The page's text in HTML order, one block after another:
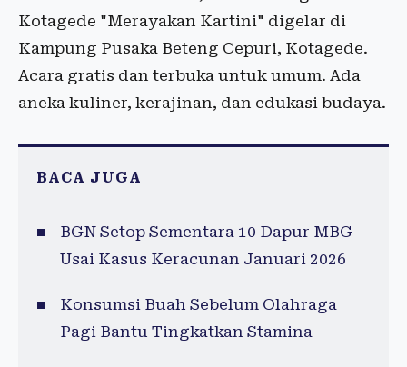
Kotagede "Merayakan Kartini" digelar di
Kampung Pusaka Beteng Cepuri, Kotagede.
Acara gratis dan terbuka untuk umum. Ada
aneka kuliner, kerajinan, dan edukasi budaya.
BACA JUGA
BGN Setop Sementara 10 Dapur MBG
Usai Kasus Keracunan Januari 2026
Konsumsi Buah Sebelum Olahraga
Pagi Bantu Tingkatkan Stamina